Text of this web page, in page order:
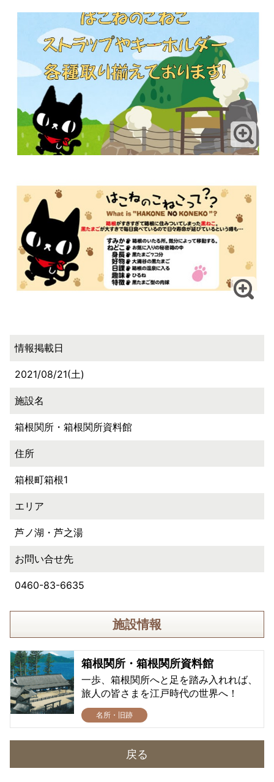
情報掲載日
2021/08/21(土)
施設名
箱根関所・箱根関所資料館
住所
箱根町箱根1
エリア
芦ノ湖・芦之湯
お問い合せ先
0460-83-6635
施設情報
箱根関所・箱根関所資料館
一歩、箱根関所へと足を踏み入れれば、
旅人の皆さまを江戸時代の世界へ！
名所・旧跡
戻る